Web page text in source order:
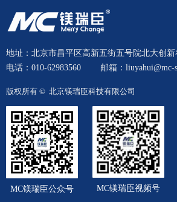
版权所有 © 北京镁瑞臣科技有限公司
地址：北京市昌平区高新五街五号院北大创新
电话：010-62983560 邮箱：liuyahui@mc-
MC镁瑞臣公众号 MC镁瑞臣视频号